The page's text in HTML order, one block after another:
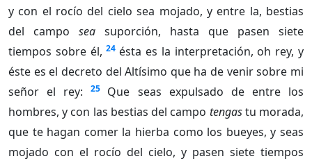
y con el rocío del cielo sea mojado, y entre la, bestias
del campo sea suporción, hasta que pasen siete
tiempos sobre él, 24 ésta es la interpretación, oh rey, y
éste es el decreto del Altísimo que ha de venir sobre mi
señor el rey:
25
Que seas expulsado de entre los
hombres, y con las bestias del campo tengastu morada,
que te hagan comer la hierba como los bueyes, y seas
mojado con el rocío del cielo, y pasen siete tiempos